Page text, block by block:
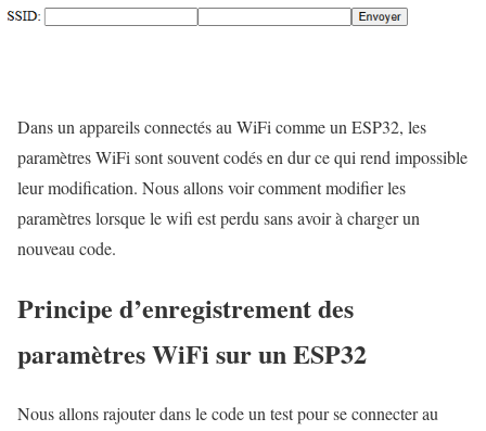
Dans un appareils connectés au WiFi comme un ESP32, les
paramètres WiFi sont souvent codés en dur ce qui rend impossible
leur modification. Nous allons voir comment modifier les
paramètres lorsque le wifi est perdu sans avoir à charger un
nouveau code.
Principe d’enregistrement des
paramètres WiFi sur un ESP32
Nous allons rajouter dans le code un test pour se connecter au